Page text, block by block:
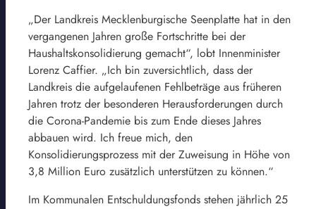
„Der Landkreis Mecklenburgische Seenplatte hat in den
vergangenen Jahren große Fortschritte bei der
Haushaltskonsolidierung gemacht“, lobt Innenminister
Lorenz Caffier. „Ich bin zuversichtlich, dass der
Landkreis die aufgelaufenen Fehlbeträge aus früheren
Jahren trotz der besonderen Herausforderungen durch
die Corona-Pandemie bis zum Ende dieses Jahres
abbauen wird. Ich freue mich, den
Konsolidierungsprozess mit der Zuweisung in Höhe von
3,8 Million Euro zusätzlich unterstützen zu können.“
Im Kommunalen Entschuldungsfonds stehen jährlich 25